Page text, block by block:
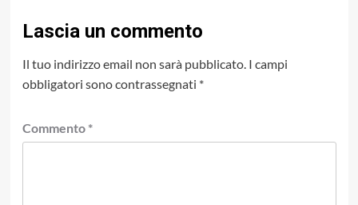
Lascia un commento
Il tuo indirizzo email non sarà pubblicato. I campi
obbligatori sono contrassegnati *
Commento *